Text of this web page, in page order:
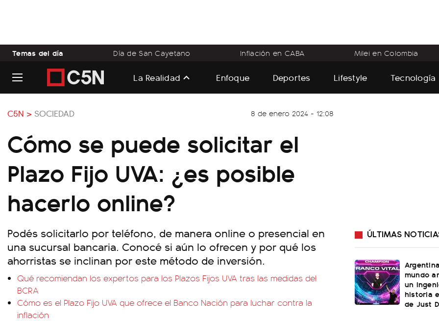
Temas del día Día de San Cayetano Inflación en CABA Milei en Colombia
La Realidad Enfoque Deportes Lifestyle Tecnología
C5N > SOCIEDAD 8 de enero 2024 - 12:08
Cómo se puede solicitar el
Plazo Fijo UVA: ¿es posible
hacerlo online?
Podés solicitarlo por teléfono, de manera online o presencial en
una sucursal bancaria. Conocé si aún lo ofrecen y por qué los
ahorristas se inclinan por este método de inversión.
Qué recomiendan los expertos para los Plazos Fijos UVA tras las medidas del
BCRA
Cómo es el Plazo Fijo UVA que ofrece el Banco Nación para luchar contra la
inflación
ÚLTIMAS
mundo
un
historia
de Just